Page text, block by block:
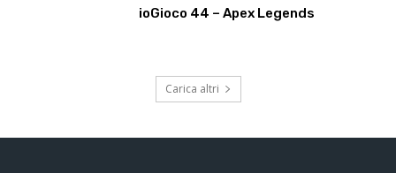
ioGioco 44 – Apex Legends
Carica altri